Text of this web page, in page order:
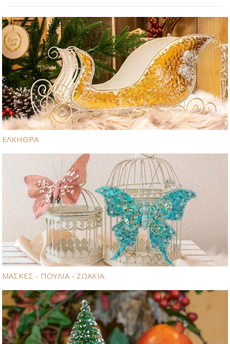
ΕΛΚΗΘΡΑ
ΜΑΣΚΕΣ - ΠΟΥΛΙΑ - ΖΩΑΚΙΑ